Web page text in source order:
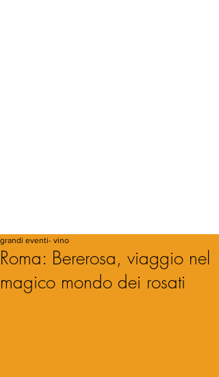
Roma: Bererosa, viaggio nel
magico mondo dei rosati
grandi eventi- vino